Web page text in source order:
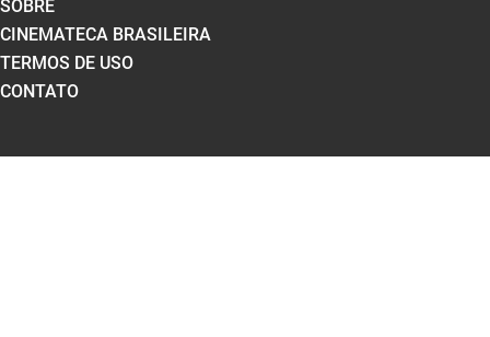
SOBRE
CINEMATECA BRASILEIRA
TERMOS DE USO
CONTATO